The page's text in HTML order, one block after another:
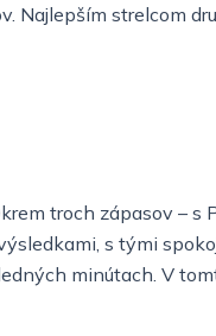
Najlepším strelcom
troch zápasov –
s tými
minútach. V